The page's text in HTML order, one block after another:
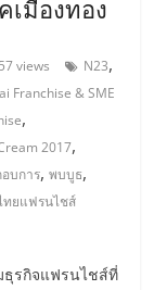
มืองทอง
views N23,
Franchise & SME
,
2017,
บการ,พบบูธ,
ทยแฟรนไชส์
ธุรกิจแฟรนไชส์ที่